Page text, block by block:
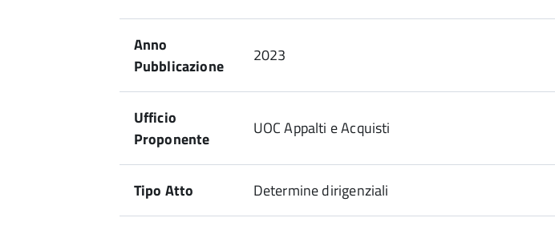
Anno
Pubblicazione
2023
Ufficio
Proponente
UOC Appalti e Acquisti
Tipo Atto Determine dirigenziali